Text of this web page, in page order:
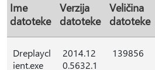
Ime
datoteke
Verzija
datoteke
Veličina
datoteke
Dreplaycl
ient.exe
2014.12
0.5632.1
139856